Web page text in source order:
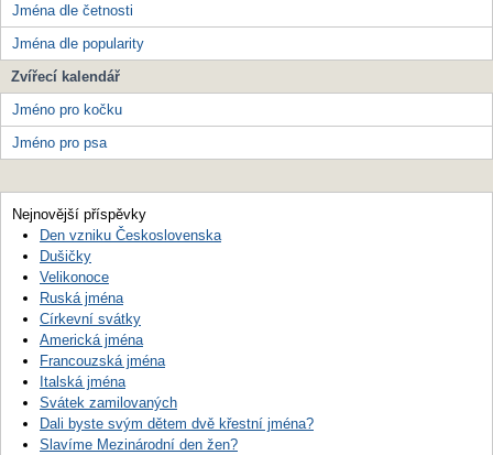
Jména dle četnosti
Jména dle popularity
Zvířecí kalendář
Jméno pro kočku
Jméno pro psa
Nejnovější příspěvky
Den vzniku Československa
Dušičky
Velikonoce
Ruská jména
Církevní svátky
Americká jména
Francouzská jména
Italská jména
Svátek zamilovaných
Dali byste svým dětem dvě křestní jména?
Slavíme Mezinárodní den žen?